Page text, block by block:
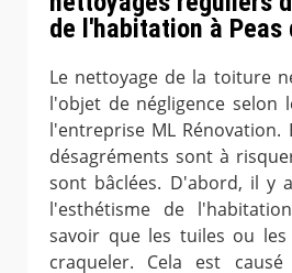
de l'habitation à Peas
Le nettoyage de la toiture
l'objet de négligence selon
l'entreprise ML Rénovation.
désagréments sont à
sont bâclées. D'abord, il y
l'esthétisme de
savoir que les tuiles ou les
craqueler. Cela est